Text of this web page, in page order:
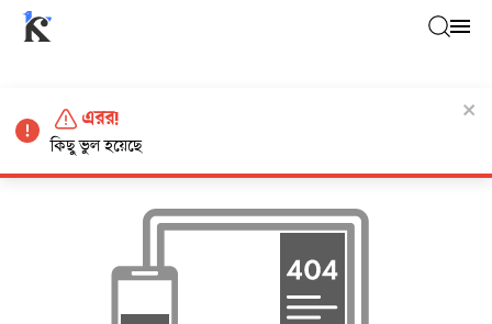
এরর!
কিছু ভুল হয়েছে